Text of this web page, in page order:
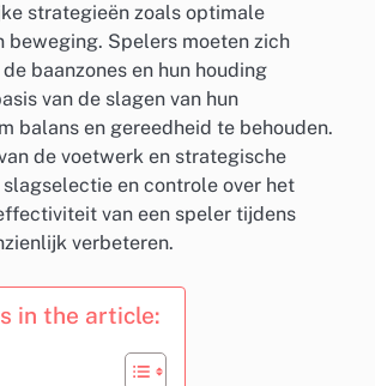
strategieën zoals optimale
beweging. Spelers moeten zich
baanzones en hun houding
van de slagen van hun
balans en gereedheid te behouden.
de voetwerk en strategische
en controle over het
van een speler tijdens
verbeteren.
in the article: